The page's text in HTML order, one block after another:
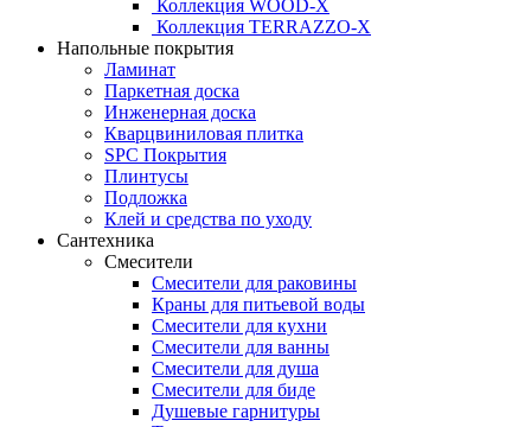
Коллекция WOOD-X
Коллекция ТЕRRАZZO-X
Напольные покрытия
Ламинат
Паркетная доска
Инженерная доска
Кварцвиниловая плитка
SPC Покрытия
Плинтусы
Подложка
Клей и средства по уходу
Сантехника
Смесители
Смесители для раковины
Краны для питьевой воды
Смесители для кухни
Смесители для ванны
Смесители для душа
Смесители для биде
Душевые гарнитуры